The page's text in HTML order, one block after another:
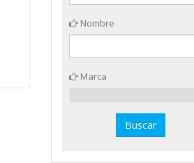
Nombre
Marca